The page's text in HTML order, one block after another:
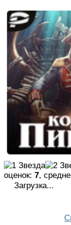
оценок: 7,
Загрузка...